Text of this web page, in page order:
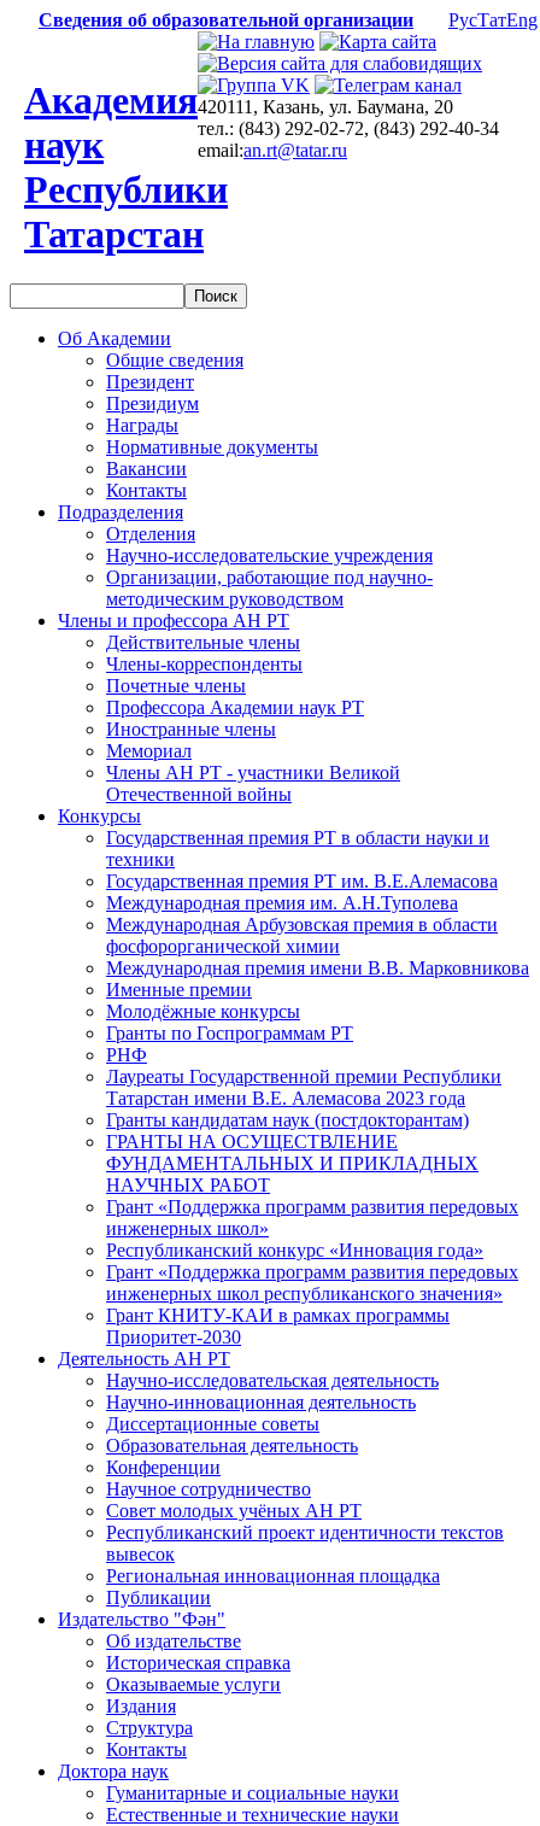
Сведения об образовательной организации РусТатEng
Академия
наук
Республики
Татарстан
420111, Казань, ул. Баумана, 20
тел.: (843) 292-02-72, (843) 292-40-34
email:an.rt@tatar.ru
Об Академии
Общие сведения
Президент
Президиум
Награды
Нормативные документы
Вакансии
Контакты
Подразделения
Отделения
Научно-исследовательские учреждения
Организации, работающие под научно-
методическим руководством
Члены и профессора АН РТ
Действительные члены
Члены-корреспонденты
Почетные члены
Профессора Академии наук РТ
Иностранные члены
Мемориал
Члены АН РТ - участники Великой
Отечественной войны
Конкурсы
Государственная премия РТ в области науки и
техники
Государственная премия РТ им. В.Е.Алемасова
Международная премия им. А.Н.Туполева
Международная Арбузовская премия в области
фосфорорганической химии
Международная премия имени В.В. Марковникова
Именные премии
Молодёжные конкурсы
Гранты по Госпрограммам РТ
РНФ
Лауреаты Государственной премии Республики
Татарстан имени В.Е. Алемасова 2023 года
Гранты кандидатам наук (постдокторантам)
ГРАНТЫ НА ОСУЩЕСТВЛЕНИЕ
ФУНДАМЕНТАЛЬНЫХ И ПРИКЛАДНЫХ
НАУЧНЫХ РАБОТ
Грант «Поддержка программ развития передовых
инженерных школ»
Республиканский конкурс «Инновация года»
Грант «Поддержка программ развития передовых
инженерных школ республиканского значения»
Грант КНИТУ-КАИ в рамках программы
Приоритет-2030
Деятельность АН РТ
Научно-исследовательская деятельность
Научно-инновационная деятельность
Диссертационные советы
Образовательная деятельность
Конференции
Научное сотрудничество
Совет молодых учёных АН РТ
Республиканский проект идентичности текстов
вывесок
Региональная инновационная площадка
Публикации
Издательство "Фән"
Об издательстве
Историческая справка
Оказываемые услуги
Издания
Структура
Контакты
Доктора наук
Гуманитарные и социальные науки
Естественные и технические науки